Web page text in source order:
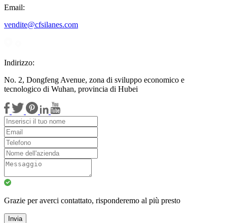
Email:
vendite@cfsilanes.com
Indirizzo:
No. 2, Dongfeng Avenue, zona di sviluppo economico e
tecnologico di Wuhan, provincia di Hubei
Grazie per averci contattato, risponderemo al più presto
Invia